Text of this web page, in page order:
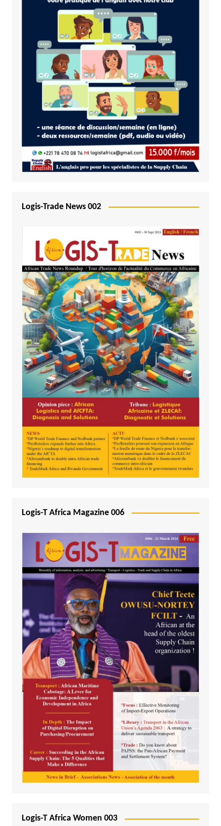
Logis-Trade News 002
Logis-T Africa Magazine 006
Logis-T Africa Women 003